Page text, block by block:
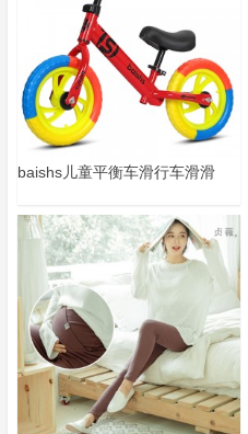
baishs儿童平衡车滑行车滑滑